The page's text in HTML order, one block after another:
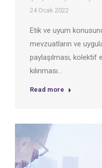
24 Ocak 2022
Etik ve uyum
mevzuatların ve
paylaşılması, kolektif
kılınması…
Read more